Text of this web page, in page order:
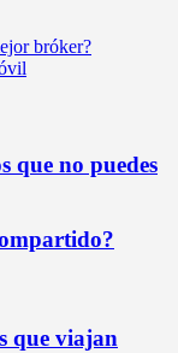
bróker?
que no puedes
que viajan